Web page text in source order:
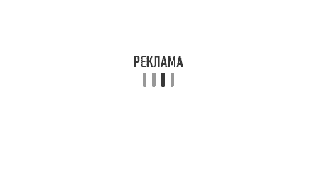
Чувствительная кожа